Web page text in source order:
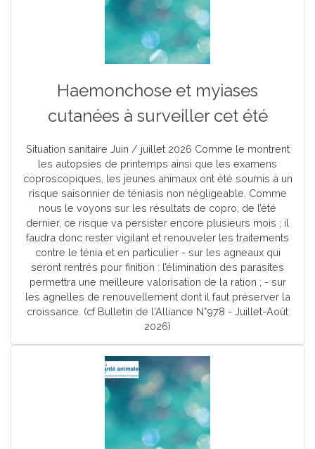
Haemonchose et myiases
cutanées à surveiller cet été
Situation sanitaire Juin / juillet 2026 Comme le montrent
les autopsies de printemps ainsi que les examens
coproscopiques, les jeunes animaux ont été soumis à un
risque saisonnier de téniasis non négligeable. Comme
nous le voyons sur les résultats de copro, de l’été
dernier, ce risque va persister encore plusieurs mois ; il
faudra donc rester vigilant et renouveler les traitements
contre le ténia et en particulier - sur les agneaux qui
seront rentrés pour finition : l’élimination des parasites
permettra une meilleure valorisation de la ration ; - sur
les agnelles de renouvellement dont il faut préserver la
croissance. (cf Bulletin de l'Alliance N°978 - Juillet-Août
2026)